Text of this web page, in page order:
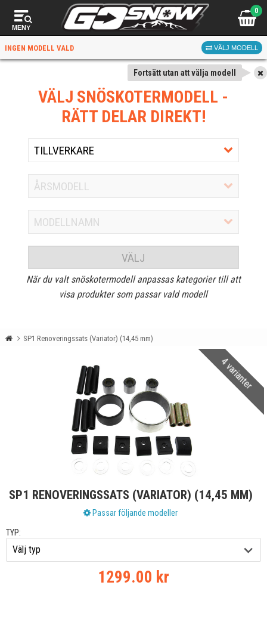
MENY
0
INGEN MODELL VALD VÄLJ MODELL
Fortsätt utan att välja modell
VÄLJ SNÖSKOTERMODELL -
RÄTT DELAR DIREKT!
VÄLJ
När du valt snöskotermodell anpassas kategorier till att
visa produkter som passar vald modell
SP1 Renoveringssats (Variator) (14,45 mm)
4 varianter
SP1 RENOVERINGSSATS (VARIATOR) (14,45 MM)
Passar följande modeller
TYP:
1299.00 kr